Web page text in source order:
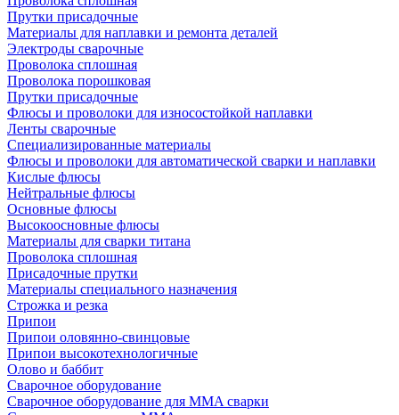
Прутки присадочные
Материалы для наплавки и ремонта деталей
Электроды сварочные
Проволока сплошная
Проволока порошковая
Прутки присадочные
Флюсы и проволоки для износостойкой наплавки
Ленты сварочные
Специализированные материалы
Флюсы и проволоки для автоматической сварки и наплавки
Кислые флюсы
Нейтральные флюсы
Основные флюсы
Высокоосновные флюсы
Материалы для сварки титана
Проволока сплошная
Присадочные прутки
Материалы специального назначения
Строжка и резка
Припои
Припои оловянно-свинцовые
Припои высокотехнологичные
Олово и баббит
Сварочное оборудование
Сварочное оборудование для MMA сварки